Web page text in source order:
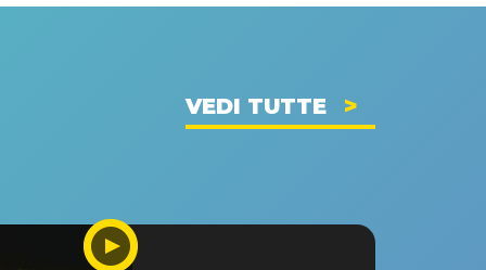
VEDI TUTTE